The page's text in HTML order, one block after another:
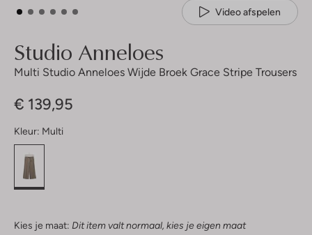
Video afspelen
Studio Anneloes
Multi Studio Anneloes Wijde Broek Grace Stripe Trousers
€ 139,95
Kleur: Multi
Kies je maat: Dit item valt normaal, kies je eigen maat